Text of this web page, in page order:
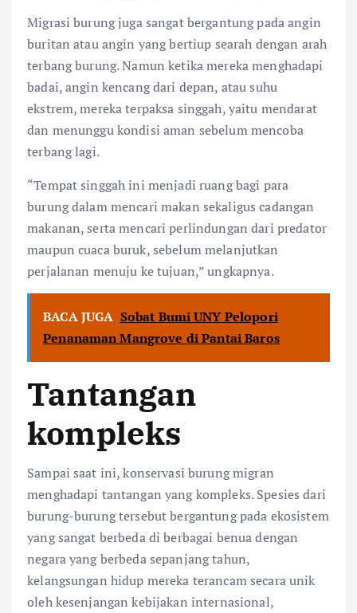
Migrasi burung juga sangat bergantung pada angin
buritan atau angin yang bertiup searah dengan arah
terbang burung. Namun ketika mereka menghadapi
badai, angin kencang dari depan, atau suhu
ekstrem, mereka terpaksa singgah, yaitu mendarat
dan menunggu kondisi aman sebelum mencoba
terbang lagi.
“Tempat singgah ini menjadi ruang bagi para
burung dalam mencari makan sekaligus cadangan
makanan, serta mencari perlindungan dari predator
maupun cuaca buruk, sebelum melanjutkan
perjalanan menuju ke tujuan,” ungkapnya.
BACA JUGA Sobat Bumi UNY Pelopori
Penanaman Mangrove di Pantai Baros
Tantangan
kompleks
Sampai saat ini, konservasi burung migran
menghadapi tantangan yang kompleks. Spesies dari
burung-burung tersebut bergantung pada ekosistem
yang sangat berbeda di berbagai benua dengan
negara yang berbeda sepanjang tahun,
kelangsungan hidup mereka terancam secara unik
oleh kesenjangan kebijakan internasional,